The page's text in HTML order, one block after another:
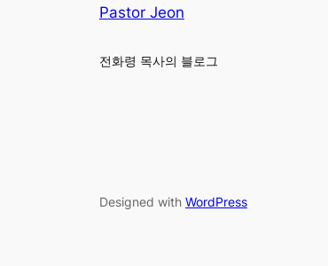
Pastor Jeon
전화령 목사의 블로그
Designed with WordPress